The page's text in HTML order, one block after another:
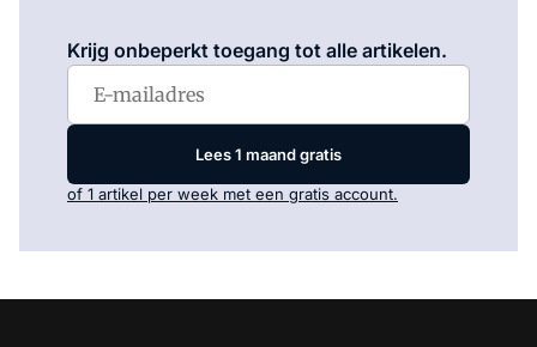
Krijg onbeperkt toegang tot alle artikelen.
Lees 1 maand gratis
of 1 artikel per week met een gratis account.